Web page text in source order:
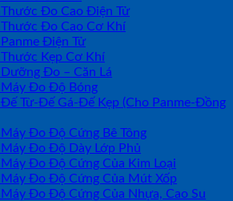
Thước Đo Cao Điện Tử
Thước Đo Cao Cơ Khí
Panme Điện Tử
Thước Kẹp Cơ Khí
Dưỡng Đo – Căn Lá
Máy Đo Độ Bóng
Đế Từ-Đế Gá-Đế Kẹp (Cho Panme-Đồng
Máy Đo Độ Cứng Bê Tông
Máy Đo Độ Dày Lớp Phủ
Máy Đo Độ Cứng Của Kim Loại
Máy Đo Độ Cứng Của Mút Xốp
Máy Đo Độ Cứng Của Nhựa, Cao Su